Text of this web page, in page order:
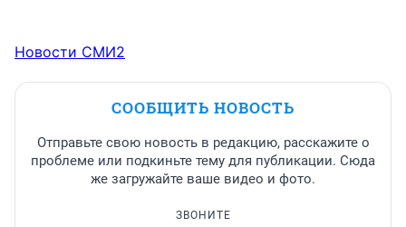
Новости СМИ2
СООБЩИТЬ НОВОСТЬ
Отправьте свою новость в редакцию, расскажите о
проблеме или подкиньте тему для публикации. Сюда
же загружайте ваше видео и фото.
ЗВОНИТЕ